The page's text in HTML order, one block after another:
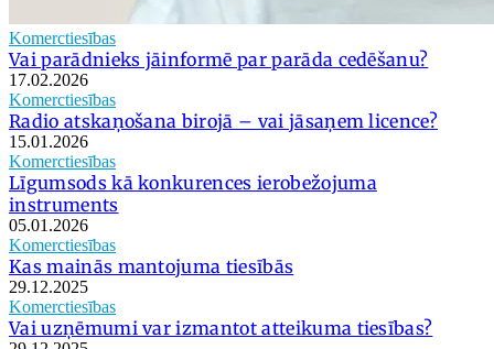
Komerctiesības
Vai parādnieks jāinformē par parāda cedēšanu?
17.02.2026
Komerctiesības
Radio atskaņošana birojā – vai jāsaņem licence?
15.01.2026
Komerctiesības
Līgumsods kā konkurences ierobežojuma
instruments
05.01.2026
Komerctiesības
Kas mainās mantojuma tiesībās
29.12.2025
Komerctiesības
Vai uzņēmumi var izmantot atteikuma tiesības?